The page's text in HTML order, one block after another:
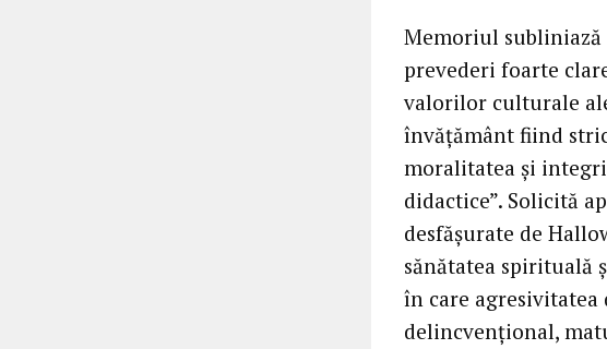
Memoriul subliniază
prevederi foarte
valorilor culturale
învăţământ fiind
moralitatea şi
didactice”. Solicită
desfăşurate de
sănătatea spirituală
în care
delincvenţional,